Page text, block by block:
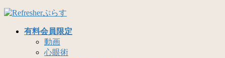
コ
ナ
有料会員限定
動画
心眼術